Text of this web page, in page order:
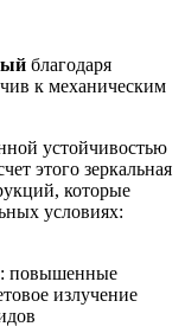
благодаря
к механическим
устойчивостью
этого зеркальная
которые
условиях:
повышенные
излучение